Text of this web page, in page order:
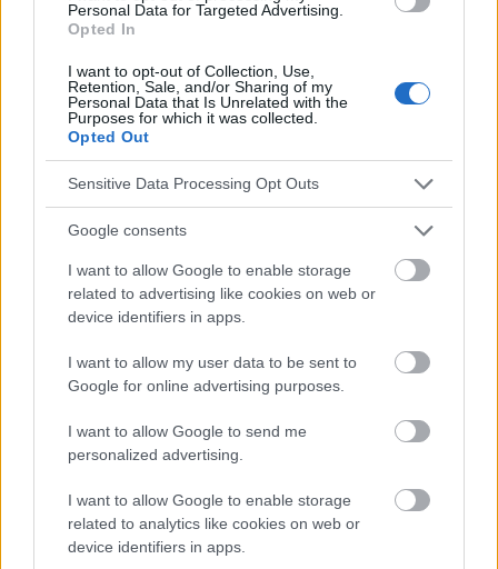
Personal Data for Targeted Advertising.
Opted In
I want to opt-out of Collection, Use,
Retention, Sale, and/or Sharing of my
Personal Data that Is Unrelated with the
Purposes for which it was collected.
Opted Out
Sensitive Data Processing Opt Outs
Google consents
I want to allow Google to enable storage
related to advertising like cookies on web or
device identifiers in apps.
I want to allow my user data to be sent to
Google for online advertising purposes.
I want to allow Google to send me
personalized advertising.
I want to allow Google to enable storage
related to analytics like cookies on web or
device identifiers in apps.
1.Prise de position de la Société polonaise des gynécologues
et obstétriciens sur la vaccination des femmes enceintes contre
ministère de la santé sur la possibilité d'accoucher en famille
dans des conditions d'épidémie de COVID-19 en Pologne
(16.09.2021). 3.Recommandations du ministère de la santé
concernant le kangourouage des enfants par un
accompagnateur lors d'un accouchement par césarienne
(16.09.2021).
Le contenu et les documents de ce site Web sont éducatifs et
informatifs. L'éditeur et les éditeurs du site ne sont pas
responsables des effets de leur utilisation. Avant d'utiliser les
absolument consulter votre médecin.
Publicité: